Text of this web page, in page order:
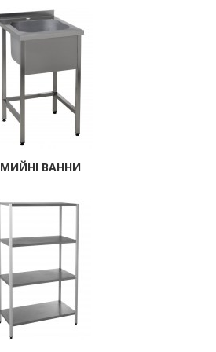
МИЙНІ ВАННИ